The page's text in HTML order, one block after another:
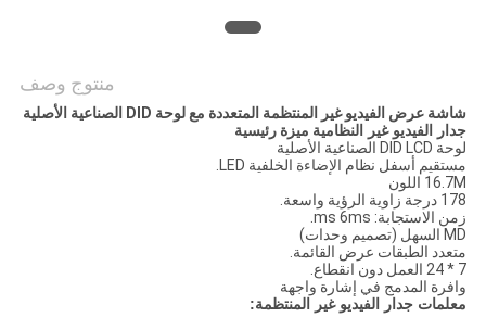
منتوج وصف
شاشة عرض الفيديو غير المنتظمة المتعددة مع لوحة DID الصناعية الأصلية
جدار الفيديو غير النظامية ميزة رئيسية
لوحة DID LCD الصناعية الأصلية
مستقيم أسفل نظام الإضاءة الخلفية LED.
16.7M اللون
178 درجة زاوية الرؤية واسعة.
زمن الاستجابة: ms 6ms.
MD السهل (تصميم وحدات)
متعدد الطبقات عرض القائمة.
7 * 24 العمل دون انقطاع.
وافرة المدمج في إشارة واجهة
معلمات جدار الفيديو غير المنتظمة: